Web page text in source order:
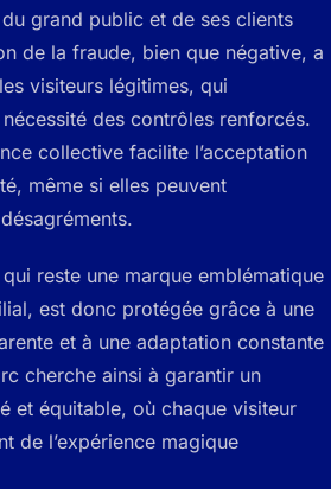
grand public et de ses clients
de la fraude, bien que négative, a
visiteurs légitimes, qui
des contrôles renforcés.
collective facilite l’acceptation
même si elles peuvent
reste une marque emblématique
est donc protégée grâce à une
et à une adaptation constante
cherche ainsi à garantir un
et équitable, où chaque visiteur
de l’expérience magique